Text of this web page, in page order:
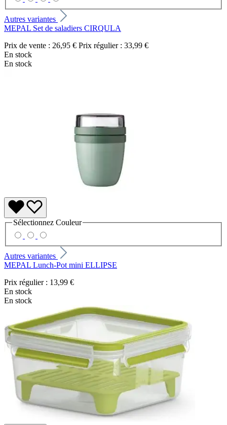
Autres variantes
MEPAL Set de saladiers CIRQULA
Prix de vente : 26,95 € Prix régulier : 33,99 €
En stock
En stock
Sélectionnez Couleur
Autres variantes
MEPAL Lunch-Pot mini ELLIPSE
Prix régulier : 13,99 €
En stock
En stock